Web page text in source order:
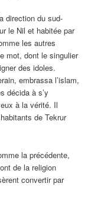
direction du sud-
le Nil et habitée par
les autres
mot, dont le singulier
des idoles.
embrassa l’islam,
décida à s’y
à la vérité. Il
de Tekrur
la précédente,
de la religion
convertir par